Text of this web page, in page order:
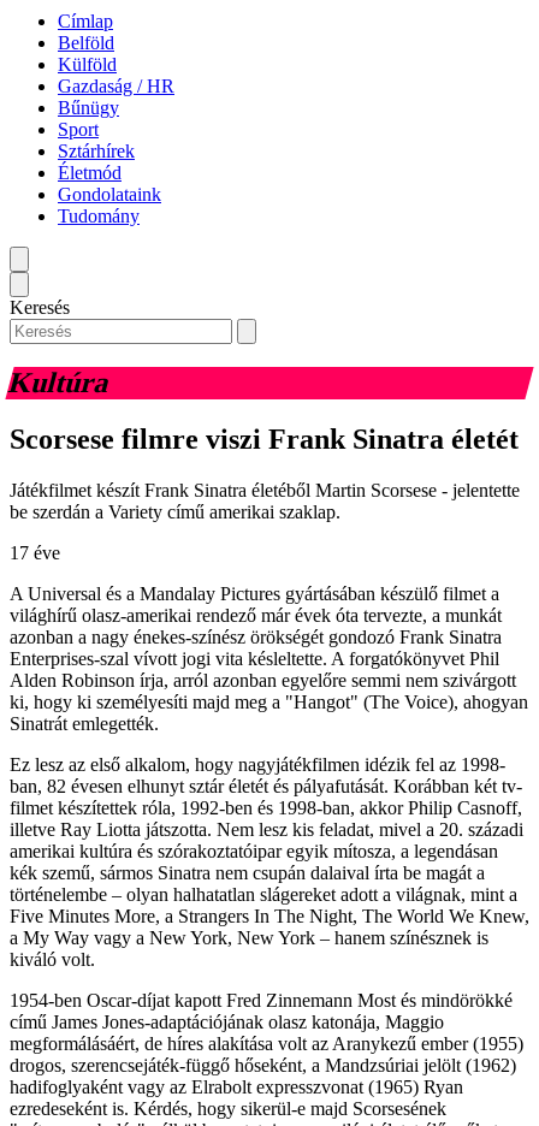
Címlap
Belföld
Külföld
Gazdaság / HR
Bűnügy
Sport
Sztárhírek
Életmód
Gondolataink
Tudomány
Keresés
Kultúra
Scorsese filmre viszi Frank Sinatra életét
Játékfilmet készít Frank Sinatra életéből Martin Scorsese - jelentette
be szerdán a Variety című amerikai szaklap.
17 éve
A Universal és a Mandalay Pictures gyártásában készülő filmet a
világhírű olasz-amerikai rendező már évek óta tervezte, a munkát
azonban a nagy énekes-színész örökségét gondozó Frank Sinatra
Enterprises-szal vívott jogi vita késleltette. A forgatókönyvet Phil
Alden Robinson írja, arról azonban egyelőre semmi nem szivárgott
ki, hogy ki személyesíti majd meg a "Hangot" (The Voice), ahogyan
Sinatrát emlegették.
Ez lesz az első alkalom, hogy nagyjátékfilmen idézik fel az 1998-
ban, 82 évesen elhunyt sztár életét és pályafutását. Korábban két tv-
filmet készítettek róla, 1992-ben és 1998-ban, akkor Philip Casnoff,
illetve Ray Liotta játszotta. Nem lesz kis feladat, mivel a 20. századi
amerikai kultúra és szórakoztatóipar egyik mítosza, a legendásan
kék szemű, sármos Sinatra nem csupán dalaival írta be magát a
történelembe – olyan halhatatlan slágereket adott a világnak, mint a
Five Minutes More, a Strangers In The Night, The World We Knew,
a My Way vagy a New York, New York – hanem színésznek is
kiváló volt.
1954-ben Oscar-díjat kapott Fred Zinnemann Most és mindörökké
című James Jones-adaptációjának olasz katonája, Maggio
megformálásáért, de híres alakítása volt az Aranykezű ember (1955)
drogos, szerencsejáték-függő hőseként, a Mandzsúriai jelölt (1962)
hadifoglyaként vagy az Elrabolt expresszvonat (1965) Ryan
ezredeseként is. Kérdés, hogy sikerül-e majd Scorsesének